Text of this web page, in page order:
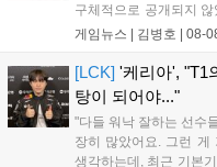
구체적으로 공개되지
11월 19일 PS5와 Xbox
상 'Grand Theft Auto
이다....
게임뉴스 | 김병호 | 08-
[LCK] '케리아', "T1
탕이 되어야..."
"다들 워낙 잘하는 선수
장히 많았어요. 그런 게
생각하는데, 최근 기본